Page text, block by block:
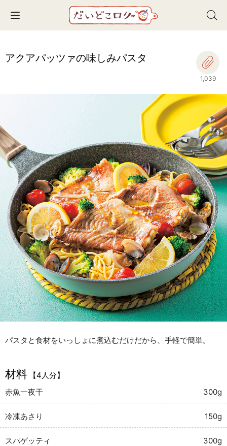
Toggle navigation
アクアパッツァの味しみパスタ
1,039
パスタと食材をいっしょに煮込むだけだから、手軽で簡単。
材料
【4人分】
赤魚一夜干
300g
冷凍あさり 150g
スパゲッティ 300g